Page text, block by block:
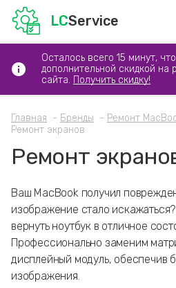
LCService
Осталось всего 15 минут,
дополнительной скидкой на
сайта. Получить скидку!
Главная Бренды Ремонт
Ремонт экранов
Ремонт
Ваш MacBook получил
изображение стало
вернуть ноутбук в отличное
Профессионально заменим
дисплейный модуль, обеспечив
изображения.